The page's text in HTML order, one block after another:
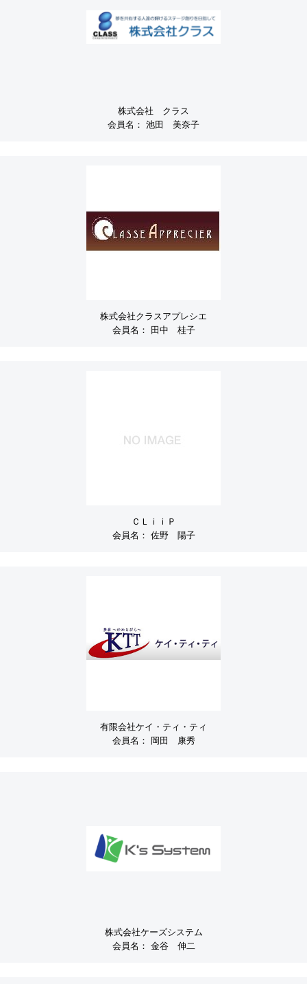
株式会社 クラス
会員名： 池田 美奈子
株式会社クラスアプレシエ
会員名：
田中 桂子
ＣＬｉｉＰ
会員名： 佐野 陽子
有限会社ケイ・ティ・ティ
会員名：
岡田 康秀
株式会社ケーズシステム
会員名： 金谷 伸二